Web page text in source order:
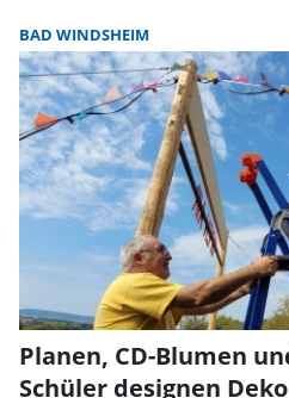
BAD WINDSHEIM
Planen, CD-Blumen
Schüler designen